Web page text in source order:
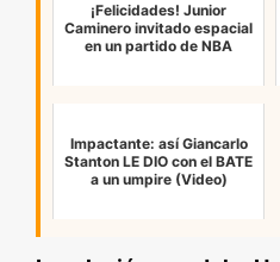
¡Felicidades! Junior
Caminero invitado espacial
en un partido de NBA
Impactante: así Giancarlo
Stanton LE DIO con el BATE
a un umpire (Video)